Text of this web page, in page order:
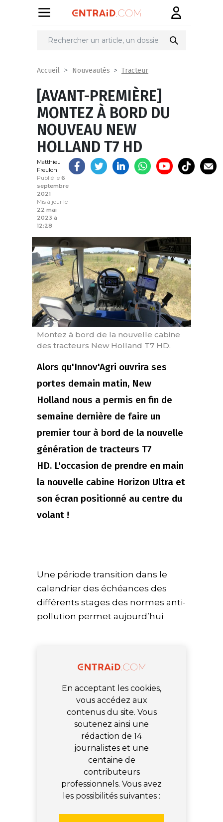
Partager
Accueil Nouveautés Tracteur
[AVANT-PREMIÈRE]
MONTEZ À BORD DU
NOUVEAU NEW
HOLLAND T7 HD
Matthieu
Freulon
Publié le 6
septembre
2021
Mis à jour le
22 mai
2023 à
12:28
Montez à bord de la nouvelle cabine
des tracteurs New Holland T7 HD.
Alors qu'Innov'Agri ouvrira ses
portes demain matin, New
Holland nous a permis en fin de
semaine dernière de faire un
premier tour à bord de la nouvelle
génération de tracteurs T7
HD. L'occasion de prendre en main
la nouvelle cabine Horizon Ultra et
son écran positionné au centre du
volant !
Une période transition dans le
calendrier des échéances des
différents stages des normes anti-
pollution permet aujourd’hui
En acceptant les cookies,
vous accédez aux
contenus du site. Vous
soutenez ainsi une
rédaction de 14
journalistes et une
centaine de
contributeurs
professionnels. Vous avez
les possibilités suivantes :